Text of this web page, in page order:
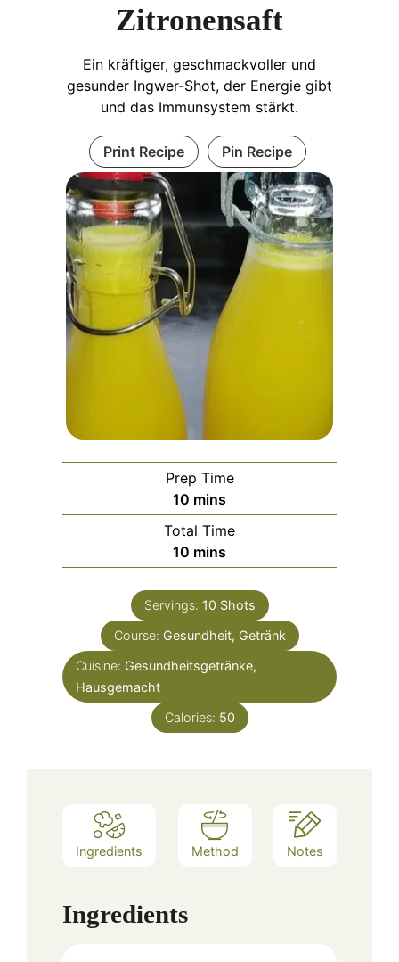
Zitronensaft
Ein kräftiger, geschmackvoller und
gesunder Ingwer-Shot, der Energie gibt
und das Immunsystem stärkt.
Print Recipe Pin Recipe
Prep Time
10 minutes
mins
Total Time
10 minutes
mins
Servings: 10 Shots
Course: Gesundheit, Getränk
Cuisine: Gesundheitsgetränke,
Hausgemacht
Calories: 50
Ingredients Method Notes
Ingredients